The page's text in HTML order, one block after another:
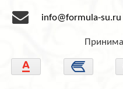
info@formula-su.ru